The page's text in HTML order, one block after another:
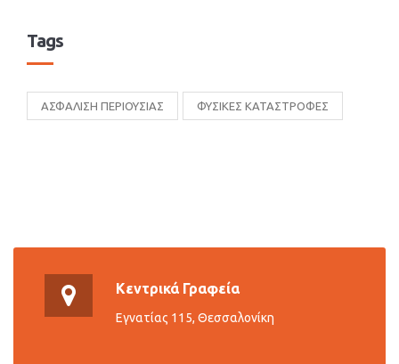
Tags
ΑΣΦΑΛΙΣΗ ΠΕΡΙΟΥΣΙΑΣ ΦΥΣΙΚΕΣ ΚΑΤΑΣΤΡΟΦΕΣ
Κεντρικά Γραφεία
Εγνατίας 115, Θεσσαλονίκη